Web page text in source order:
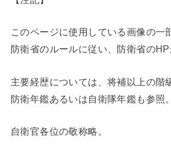
このページに使用している画像の一
防衛省のルールに従い、防衛省のHP
主要経歴については、将補以上の階
防衛年鑑あるいは自衛隊年鑑も参照。
自衛官各位の敬称略。